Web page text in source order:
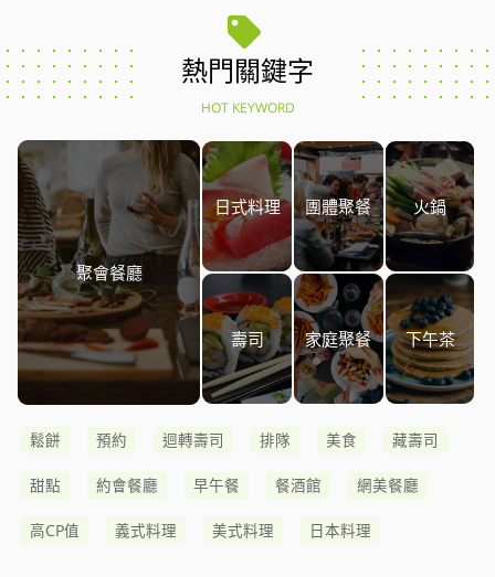
熱門關鍵字
HOT KEYWORD
聚會餐廳
日式料理 團體聚餐 火鍋
壽司 家庭聚餐 下午茶
鬆餅 預約 迴轉壽司 排隊 美食 藏壽司
甜點 約會餐廳 早午餐 餐酒館 網美餐廳
高CP值 義式料理 美式料理 日本料理